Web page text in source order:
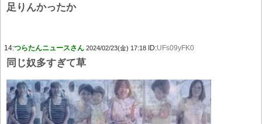
足りんかったか
14:つらたんニュースさん 2024/02/23(金) 17:18 ID:UFs09yFK0
同じ奴多すぎて草